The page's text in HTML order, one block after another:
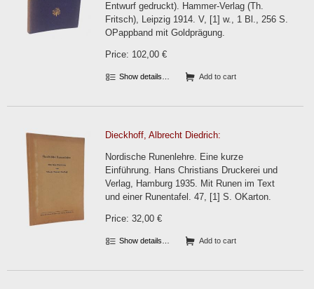
Entwurf gedruckt). Hammer-Verlag (Th.
Fritsch), Leipzig 1914. V, [1] w., 1 Bl., 256 S.
OPappband mit Goldprägung.
Price: 102,00 €
Show details… Add to cart
Dieckhoff, Albrecht Diedrich:
Nordische Runenlehre. Eine kurze
Einführung. Hans Christians Druckerei und
Verlag, Hamburg 1935. Mit Runen im Text
und einer Runentafel. 47, [1] S. OKarton.
Price: 32,00 €
Show details… Add to cart